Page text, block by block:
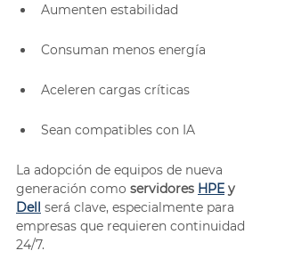
Aumenten estabilidad
Consuman menos energía
Aceleren cargas críticas
Sean compatibles con IA
La adopción de equipos de nueva
generación como servidores HPE y
Dell será clave, especialmente para
empresas que requieren continuidad
24/7.